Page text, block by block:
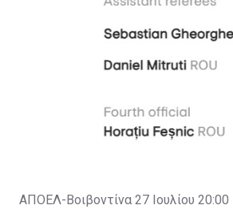
ΑΠΟΕΛ-Βοιβοντίνα 27 Ιουλίου 20:00